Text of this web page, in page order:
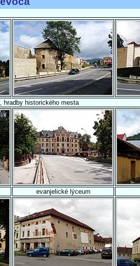
hradby historického mesta
evanjelické lýceum